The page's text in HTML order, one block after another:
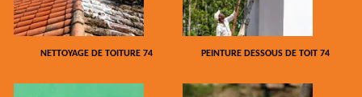
NETTOYAGE DE TOITURE 74 PEINTURE DESSOUS DE TOIT 74